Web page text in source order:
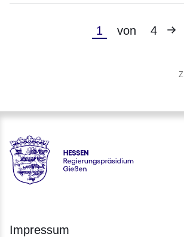
Aktuelle
1 von 4
Hessen - Regierungspräsidium Gießen
Impressum